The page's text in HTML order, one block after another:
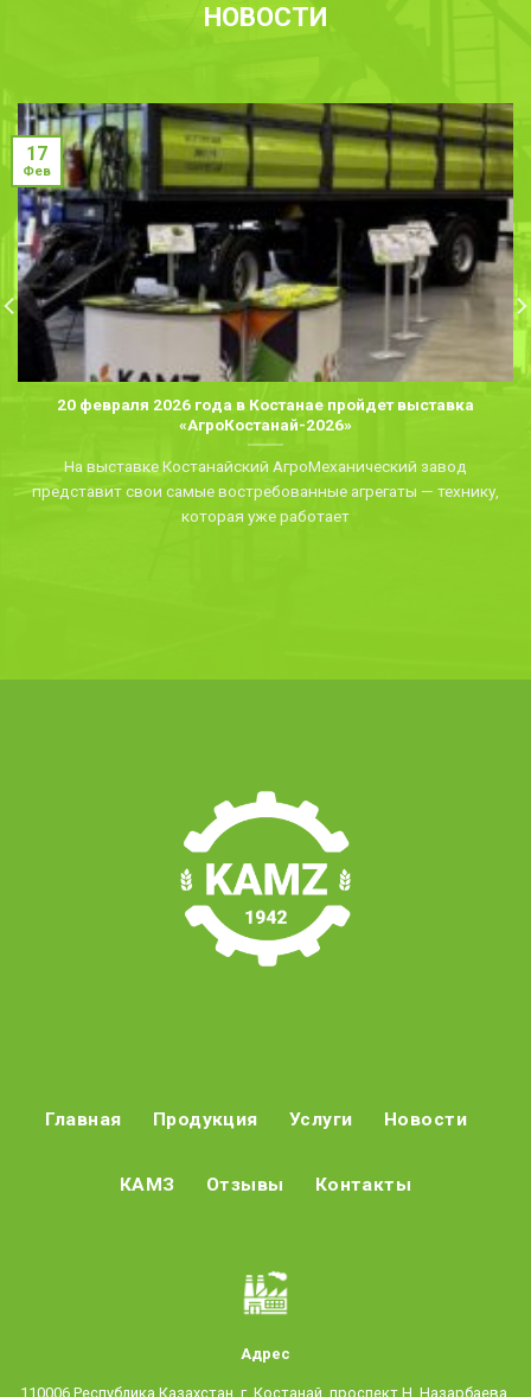
НОВОСТИ
20 февраля 2026 года в Костанае пройдет выставка
«АгроКостанай-2026»
На выставке Костанайский АгроМеханический завод
представит свои самые востребованные агрегаты — технику,
которая уже работает
17
Фев
Главная Продукция Услуги Новости
КАМЗ Отзывы Контакты
Адрес
110006 Республика Казахстан, г. Костанай, проспект Н. Назарбаева,